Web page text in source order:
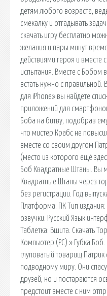
детям любого возраста,
смекалку и отгадывать
скачать игру бесплатно
желания и пары минут
действиями героя и вместе
испытания. Вместе с Бобом
встать нужно с правильной.
для iPhone» вы найдете
приложений для
Боба на битву, подобрав
что мистер Крабс не
вместе со своим другом
(место из которого ещё
Боб Квадратные Штаны. Вы
Квадратные Штаны через
без регистрации. Год
Платформа: ПК Тип
озвучки: Русский Язык
Таблетка: Вшита. Скачать
Компьютер (PC) » Губка
глуповатый товарищ
подводному миру. Они
друзей, но и постараются
предстоит вместе с ним